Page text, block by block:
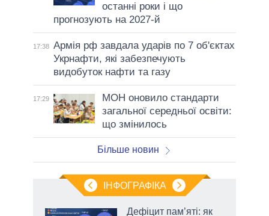
останні роки і що
прогнозують на 2027-й
17:38 Армія рф завдала ударів по 7 об'єктах
Укрнафти, які забезпечують
видобуток нафти та газу
17:29
МОН оновило стандарти
загальної середньої освіти:
що змінилось
Більше новин
ІНФОГРАФІКА
Дефіцит пам’яті: як